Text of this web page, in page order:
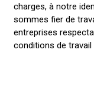
charges, à notre
sommes fier de
entreprises
conditions de travail